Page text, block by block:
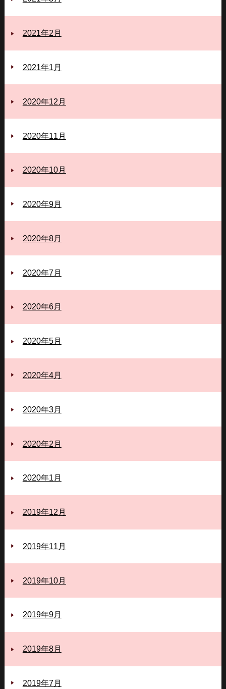
2021年2月
2021年1月
2020年12月
2020年11月
2020年10月
2020年9月
2020年8月
2020年7月
2020年6月
2020年5月
2020年4月
2020年3月
2020年2月
2020年1月
2019年12月
2019年11月
2019年10月
2019年9月
2019年8月
2019年7月